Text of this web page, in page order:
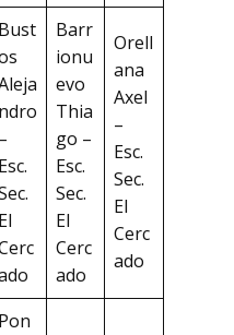
Bust
ndro
–
Esc.
El
Barr
ionu
evo
Thia
go –
Esc.
Sec.
El
Cerc
ado
Orell
ana
Axel
–
Esc.
Sec.
El
Cerc
ado
Pon